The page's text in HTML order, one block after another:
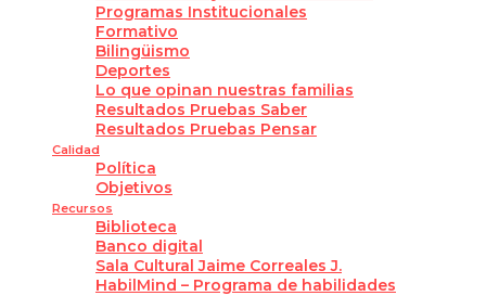
Programas Institucionales
Formativo
Bilingüismo
Deportes
Lo que opinan nuestras familias
Resultados Pruebas Saber
Resultados Pruebas Pensar
Calidad
Política
Objetivos
Recursos
Biblioteca
Banco digital
Sala Cultural Jaime Correales J.
HabilMind – Programa de habilidades